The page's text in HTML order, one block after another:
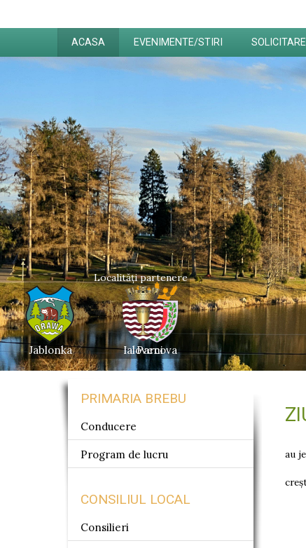
ACASA EVENIMENTE/STIRI
Localități partenere
Jablonka Parcova
Ialoveni
au
PRIMARIA BREBU
Conducere
Program de lucru
CONSILIUL LOCAL
Consilieri